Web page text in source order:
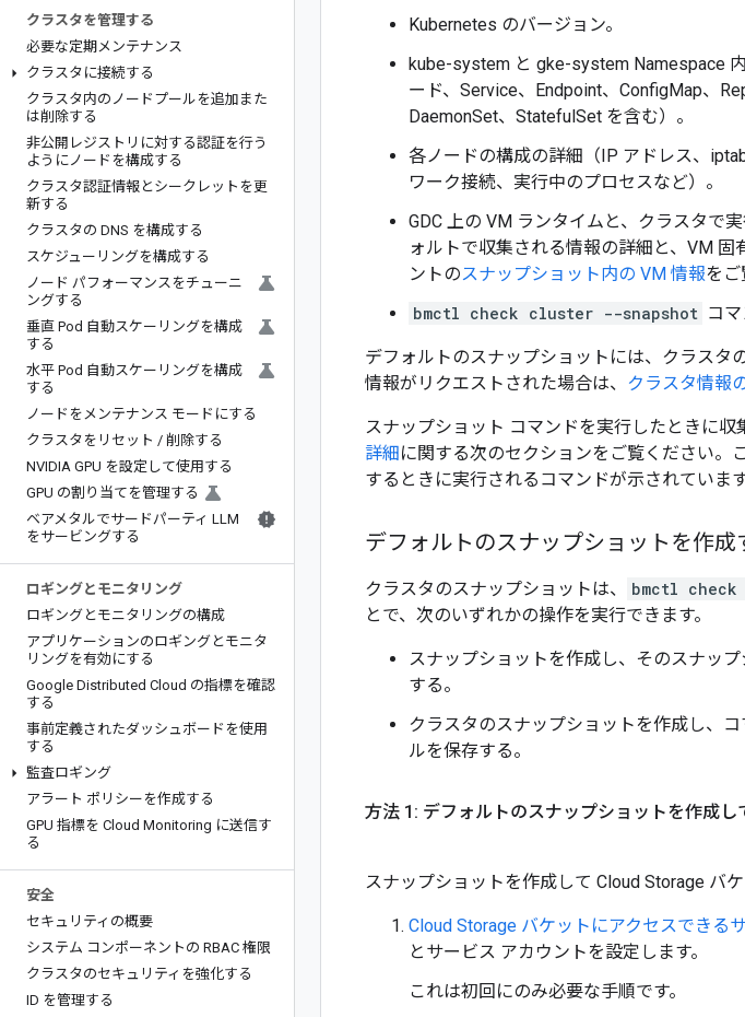
クラスタを管理する
必要な定期メンテナンス
クラスタに接続する
クラスタ内のノードプールを追加また
は削除する
非公開レジストリに対する認証を行う
ようにノードを構成する
クラスタ認証情報とシークレットを更
新する
クラスタの DNS を構成する
スケジューリングを構成する
ノード パフォーマンスをチューニ
ングする
垂直 Pod 自動スケーリングを構成
する
水平 Pod 自動スケーリングを構成
する
ノードをメンテナンス モードにする
クラスタをリセット / 削除する
NVIDIA GPU を設定して使用する
GPU の割り当てを管理する
ベアメタルでサードパーティ LLM
をサービングする
ロギングとモニタリング
ロギングとモニタリングの構成
アプリケーションのロギングとモニタ
リングを有効にする
Google Distributed Cloud の指標を確認
する
事前定義されたダッシュボードを使用
する
監査ロギング
アラート ポリシーを作成する
GPU 指標を Cloud Monitoring に送信す
る
安全
セキュリティの概要
システム コンポーネントの RBAC 権限
クラスタのセキュリティを強化する
ID を管理する
Kubernetes のバージョン。
kube-system と gke-system Namespace
ード、Service、Endpoint、ConfigMap、
DaemonSet、StatefulSet を含む）。
各ノードの構成の詳細（IP アドレス、
ワーク接続、実行中のプロセスなど）。
GDC 上の VM ランタイムと、クラスタで
ォルトで収集される情報の詳細と、VM
ントのスナップショット内の VM 情報をご
bmctl check cluster --snapshot コマ
デフォルトのスナップショットには、クラスタ
情報がリクエストされた場合は、 クラスタ情報
スナップショット コマンドを実行したときに収
詳細に関する次のセクションをご覧ください。
するときに実行されるコマンドが示されています
デフォルトのスナップショットを作成
クラスタのスナップショットは、 bmctl
とで、次のいずれかの操作を実行できます。
スナップショットを作成し、そのスナッ
する。
クラスタのスナップショットを作成し、
ルを保存する。
方法 1: デフォルトのスナップショットを作成
スナップショットを作成して Cloud Storage バ
Cloud Storage バケットにアクセスできる
とサービス アカウントを設定します。
これは初回にのみ必要な手順です。